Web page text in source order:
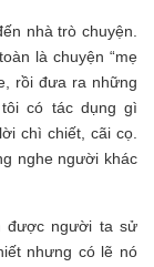
nhà trò chuyện.
là chuyện “mẹ
rồi đưa ra những
có tác dụng gì
chì chiết, cãi cọ.
nghe người khác
được người ta sử
nhưng có lẽ nó